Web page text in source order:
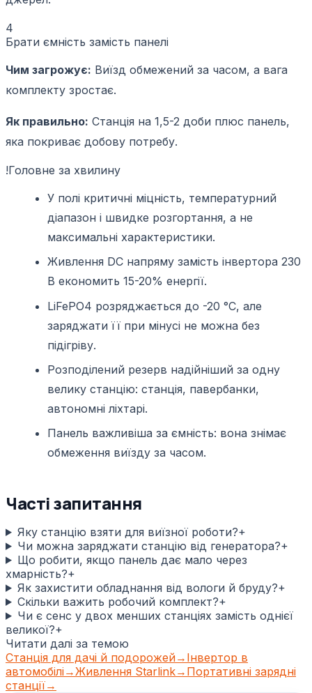
4
Брати ємність замість панелі
Чим загрожує: Виїзд обмежений за часом, а вага
комплекту зростає.
Як правильно: Станція на 1,5-2 доби плюс панель,
яка покриває добову потребу.
!Головне за хвилину
У полі критичні міцність, температурний
діапазон і швидке розгортання, а не
максимальні характеристики.
Живлення DC напряму замість інвертора 230
В економить 15-20% енергії.
LiFePO4 розряджається до -20 °C, але
заряджати її при мінусі не можна без
підігріву.
Розподілений резерв надійніший за одну
велику станцію: станція, павербанки,
автономні ліхтарі.
Панель важливіша за ємність: вона знімає
обмеження виїзду за часом.
Часті запитання
Яку станцію взяти для виїзної роботи?+
Чи можна заряджати станцію від генератора?+
Що робити, якщо панель дає мало через
хмарність?+
Як захистити обладнання від вологи й бруду?+
Скільки важить робочий комплект?+
Чи є сенс у двох менших станціях замість однієї
великої?+
Читати далі за темою
Станція для дачі й подорожей→ Інвертор в
автомобілі→Живлення Starlink→ Портативні зарядні
станції→